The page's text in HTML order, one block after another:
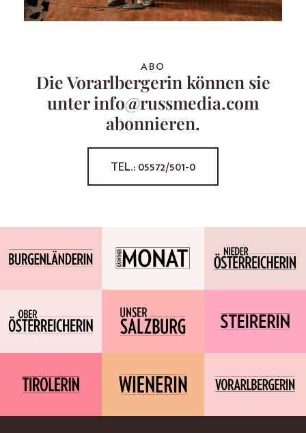
ABO
Die Vorarlbergerin können sie
unter info@russmedia.com
abonnieren.
TEL.: 05572/501-0